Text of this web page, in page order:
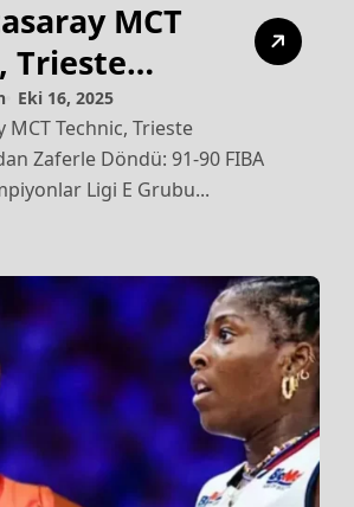
MCT
Trieste
91-90
Eki 16, 2025
Zaferle Döndü: 91-90 FIBA
Ligi E Grubu...